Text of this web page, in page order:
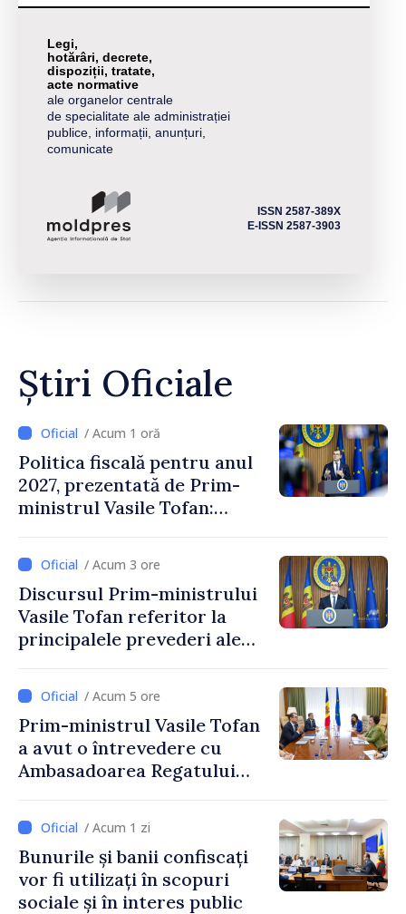
Legi,
hotărâri, decrete,
dispoziții, tratate,
acte normative
ale organelor centrale
de specialitate ale administrației
publice, informații, anunțuri,
comunicate
ISSN 2587-389X
E-ISSN 2587-3903
Știri Oficiale
/ Acum 1 oră
Politica fiscală pentru anul
2027, prezentată de Prim-
ministrul Vasile Tofan:
stimularea investițiilor și o
taxare mai echitabilă
/ Acum 3 ore
Discursul Prim-ministrului
Vasile Tofan referitor la
principalele prevederi ale
2027
/ Acum 5 ore
Prim-ministrul Vasile Tofan
a avut o întrevedere cu
Ambasadoarea Regatului
Irlandei de Nord, Fern
Horine / Acum 1 zi
Bunurile și banii confiscați
vor fi utilizați în scopuri
sociale și în interes public